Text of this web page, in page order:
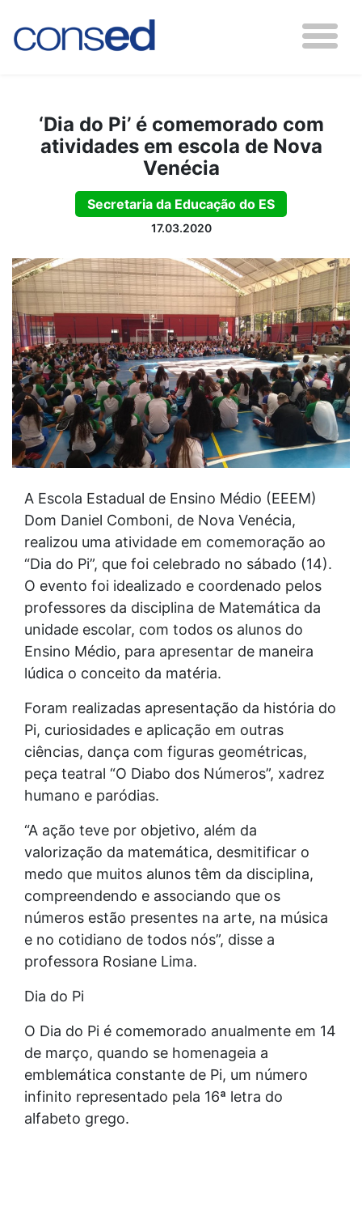
‘Dia do Pi’ é comemorado com
atividades em escola de Nova
Venécia
Secretaria da Educação do ES
17.03.2020
A Escola Estadual de Ensino Médio (EEEM)
Dom Daniel Comboni, de Nova Venécia,
realizou uma atividade em comemoração ao
“Dia do Pi”, que foi celebrado no sábado (14).
O evento foi idealizado e coordenado pelos
professores da disciplina de Matemática da
unidade escolar, com todos os alunos do
Ensino Médio, para apresentar de maneira
lúdica o conceito da matéria.
Foram realizadas apresentação da história do
Pi, curiosidades e aplicação em outras
ciências, dança com figuras geométricas,
peça teatral “O Diabo dos Números”, xadrez
humano e paródias.
“A ação teve por objetivo, além da
valorização da matemática, desmitificar o
medo que muitos alunos têm da disciplina,
compreendendo e associando que os
números estão presentes na arte, na música
e no cotidiano de todos nós”, disse a
professora Rosiane Lima.
Dia do Pi
O Dia do Pi é comemorado anualmente em 14
de março, quando se homenageia a
emblemática constante de Pi, um número
infinito representado pela 16ª letra do
alfabeto grego.